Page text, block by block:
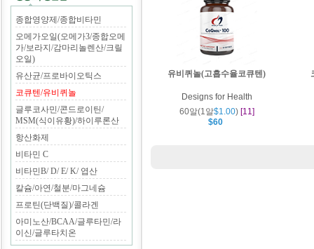
종합영양제/종합비타민
오메가오일(오메가3/종합오메
가/보라지/감마리놀렌산/크릴
오일)
유산균/프로바이오틱스
코큐텐/유비퀴놀
글루코사민/콘드로이틴/
MSM(식이유황)/하이루론산
항산화제
비타민 C
비타민B/ D/ E/ K/ 엽산
칼슘/아연/철분/마그네슘
프로틴(단백질)/콜라겐
아미노산/BCAA/글루타민/라
이신/글루타치온
유비퀴놀(고흡수율코큐텐)
Designs for Health
60알(1알$1.00) [11]
$60